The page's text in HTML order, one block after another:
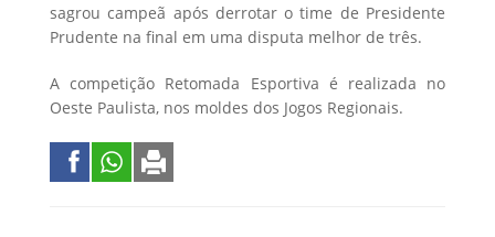
sagrou campeã após derrotar o time de Presidente
Prudente na final em uma disputa melhor de três.
A competição Retomada Esportiva é realizada no
Oeste Paulista, nos moldes dos Jogos Regionais.